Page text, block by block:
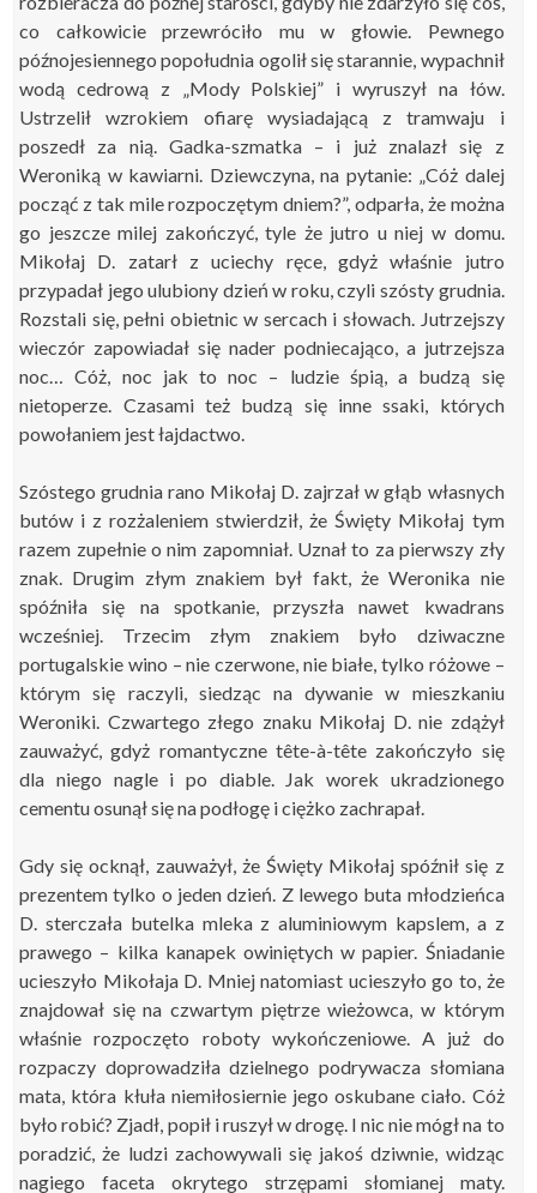
co całkowicie przewróciło mu w głowie. Pewnego
późnojesiennego popołudnia ogolił się starannie, wypachnił
wodą cedrową z „Mody Polskiej” i wyruszył na łów.
Ustrzelił wzrokiem ofiarę wysiadającą z tramwaju i
poszedł za nią. Gadka-szmatka – i już znalazł się z
Weroniką w kawiarni. Dziewczyna, na pytanie: „Cóż dalej
począć z tak mile rozpoczętym dniem?”, odparła, że można
go jeszcze milej zakończyć, tyle że jutro u niej w domu.
Mikołaj D. zatarł z uciechy ręce, gdyż właśnie jutro
przypadał jego ulubiony dzień w roku, czyli szósty grudnia.
Rozstali się, pełni obietnic w sercach i słowach. Jutrzejszy
wieczór zapowiadał się nader podniecająco, a jutrzejsza
noc… Cóż, noc jak to noc – ludzie śpią, a budzą się
nietoperze. Czasami też budzą się inne ssaki, których
powołaniem jest łajdactwo.
Szóstego grudnia rano Mikołaj D. zajrzał w głąb własnych
butów i z rozżaleniem stwierdził, że Święty Mikołaj tym
razem zupełnie o nim zapomniał. Uznał to za pierwszy zły
znak. Drugim złym znakiem był fakt, że Weronika nie
spóźniła się na spotkanie, przyszła nawet kwadrans
wcześniej. Trzecim złym znakiem było dziwaczne
portugalskie wino – nie czerwone, nie białe, tylko różowe –
którym się raczyli, siedząc na dywanie w mieszkaniu
Weroniki. Czwartego złego znaku Mikołaj D. nie zdążył
zauważyć, gdyż romantyczne tête-à-tête zakończyło się
dla niego nagle i po diable. Jak worek ukradzionego
cementu osunął się na podłogę i ciężko zachrapał.
Gdy się ocknął, zauważył, że Święty Mikołaj spóźnił się z
prezentem tylko o jeden dzień. Z lewego buta młodzieńca
D. sterczała butelka mleka z aluminiowym kapslem, a z
prawego – kilka kanapek owiniętych w papier. Śniadanie
ucieszyło Mikołaja D. Mniej natomiast ucieszyło go to, że
znajdował się na czwartym piętrze wieżowca, w którym
właśnie rozpoczęto roboty wykończeniowe. A już do
rozpaczy doprowadziła dzielnego podrywacza słomiana
mata, która kłuła niemiłosiernie jego oskubane ciało. Cóż
było robić? Zjadł, popił i ruszył w drogę. I nic nie mógł na to
poradzić, że ludzi zachowywali się jakoś dziwnie, widząc
nagiego faceta okrytego strzępami słomianej maty.